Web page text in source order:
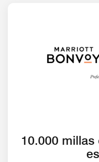
10.000